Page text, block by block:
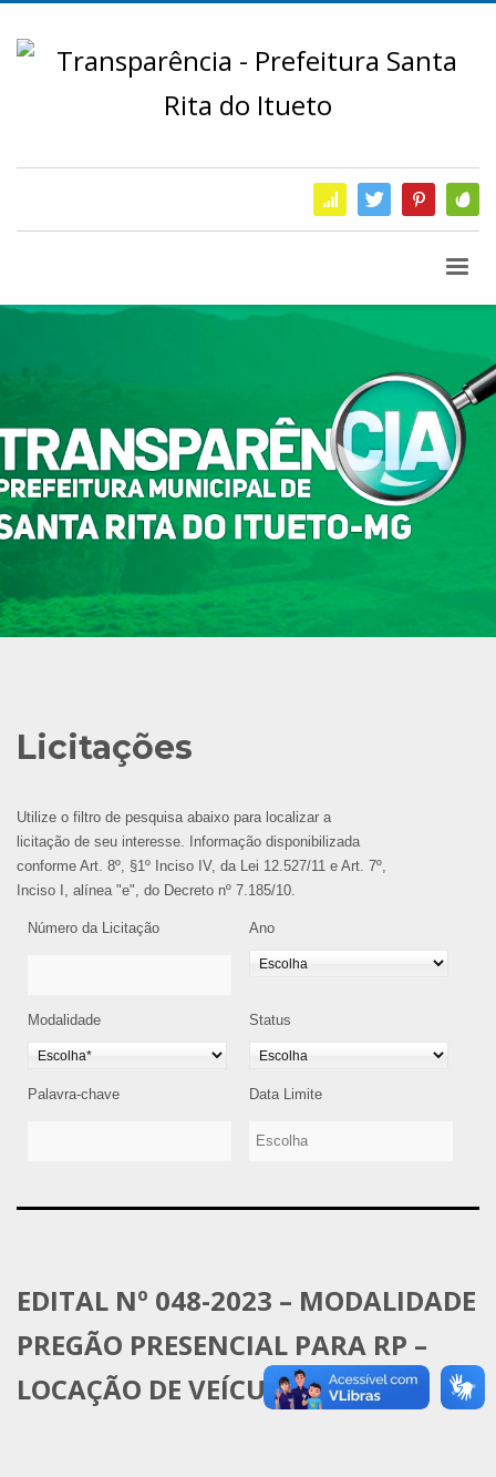
Licitações
Utilize o filtro de pesquisa abaixo para localizar a
licitação de seu interesse. Informação disponibilizada
conforme Art. 8º, §1º Inciso IV, da Lei 12.527/11 e Art. 7º,
Inciso I, alínea "e", do Decreto nº 7.185/10.
Número da Licitação Ano
Modalidade Status
Palavra-chave Data Limite
EDITAL Nº 048-2023 – MODALIDADE
PREGÃO PRESENCIAL PARA RP –
LOCAÇÃO DE VEÍCULOS